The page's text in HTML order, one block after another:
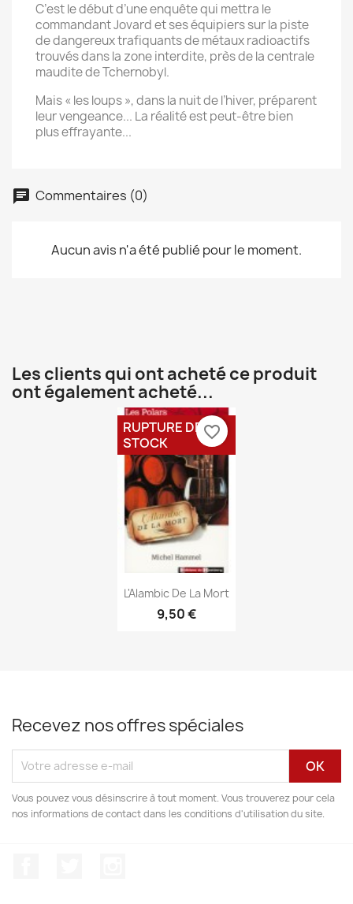
C’est le début d’une enquête qui mettra le
commandant Jovard et ses équipiers sur la piste
de dangereux trafiquants de métaux radioactifs
trouvés dans la zone interdite, près de la centrale
maudite de Tchernobyl.
Mais « les loups », dans la nuit de l’hiver, préparent
leur vengeance... La réalité est peut-être bien
plus effrayante...
Commentaires (0)
Aucun avis n'a été publié pour le moment.
Les clients qui ont acheté ce produit
ont également acheté...
Aperçu rapide
L'Alambic De La Mort
9,50 €
RUPTURE DE
STOCK
favorite_border
Recevez nos offres spéciales
Vous pouvez vous désinscrire à tout moment. Vous trouverez pour cela
nos informations de contact dans les conditions d'utilisation du site.